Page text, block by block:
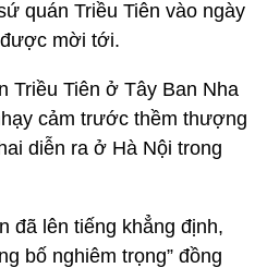
quán Triều Tiên vào ngày
mời tới.
Triều Tiên ở Tây Ban Nha
cảm trước thềm thượng
diễn ra ở Hà Nội trong
đã lên tiếng khẳng định,
bố nghiêm trọng” đồng